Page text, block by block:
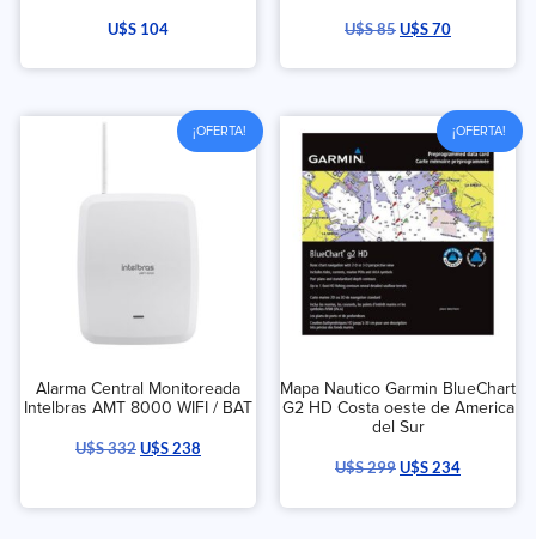
U$S 104 U$S85U$S70
¡OFERTA!
Alarma Central Monitoreada
Intelbras AMT 8000 WIFI / BAT
U$S332U$S238
¡OFERTA!
Mapa Nautico Garmin BlueChart
G2 HD Costa oeste de America
del Sur
U$S299U$S234